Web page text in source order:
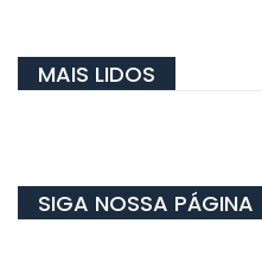
MAIS LIDOS
SIGA NOSSA PÁGINA